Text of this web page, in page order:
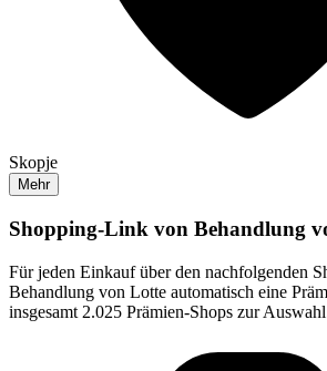
Skopje
Mehr
Shopping-Link von Behandlung
Für jeden Einkauf über den nachfolgenden
Behandlung von Lotte automatisch eine
insgesamt 2.025 Prämien-Shops zur